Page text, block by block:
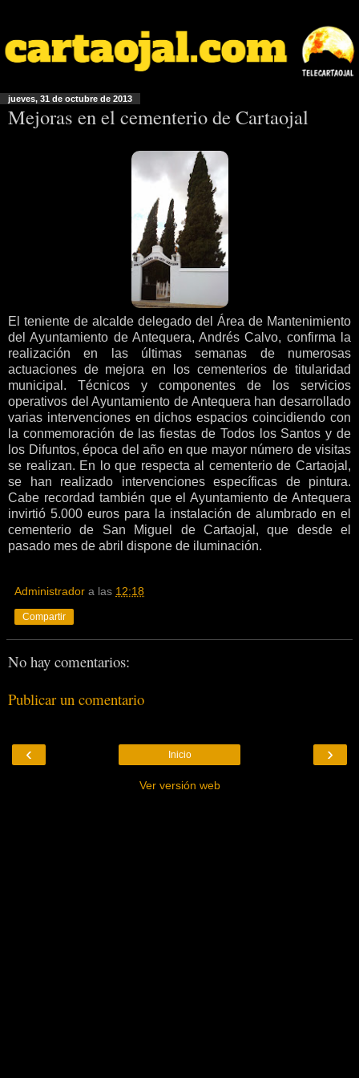
jueves, 31 de octubre de 2013
Mejoras en el cementerio de Cartaojal
El teniente de alcalde delegado del Área de Mantenimiento
del Ayuntamiento de Antequera, Andrés Calvo, confirma la
realización en las últimas semanas de numerosas
actuaciones de mejora en los cementerios de titularidad
municipal. Técnicos y componentes de los servicios
operativos del Ayuntamiento de Antequera han desarrollado
varias intervenciones en dichos espacios coincidiendo con
la conmemoración de las fiestas de Todos los Santos y de
los Difuntos, época del año en que mayor número de visitas
se realizan. En lo que respecta al cementerio de Cartaojal,
se han realizado intervenciones específicas de pintura.
Cabe recordad también que el Ayuntamiento de Antequera
invirtió 5.000 euros para la instalación de alumbrado en el
cementerio de San Miguel de Cartaojal, que desde el
pasado mes de abril dispone de iluminación.
Administrador a las 12:18
Compartir
No hay comentarios:
Publicar un comentario
‹ ›
Inicio
Ver versión web